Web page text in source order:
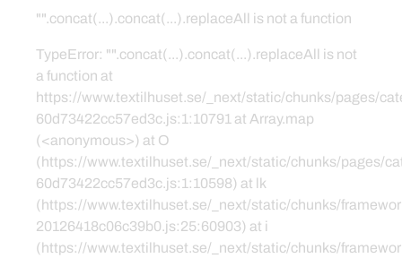
"".concat(...).concat(...).replaceAll is not a function
TypeError: "".concat(...).concat(...).replaceAll is not
a function at
https://www.textilhuset.se/_next/static/chunks/pages/
60d73422cc57ed3c.js:1:10791 at Array.map
(<anonymous>) at O
(https://www.textilhuset.se/_next/static/chunks/pages/
60d73422cc57ed3c.js:1:10598) at lk
(https://www.textilhuset.se/_next/static/chunks/
20126418c06c39b0.js:25:60903) at i
(https://www.textilhuset.se/_next/static/chunks/